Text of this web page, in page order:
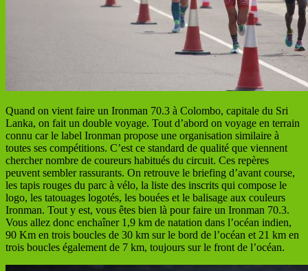
Quand on vient faire un Ironman 70.3 à Colombo, capitale du Sri
Lanka, on fait un double voyage. Tout d’abord on voyage en terrain
connu car le label Ironman propose une organisation similaire à
toutes ses compétitions. C’est ce standard de qualité que viennent
chercher nombre de coureurs habitués du circuit. Ces repères
peuvent sembler rassurants. On retrouve le briefing d’avant course,
les tapis rouges du parc à vélo, la liste des inscrits qui compose le
logo, les tatouages logotés, les bouées et le balisage aux couleurs
Ironman. Tout y est, vous êtes bien là pour faire un Ironman 70.3.
Vous allez donc enchaîner 1,9 km de natation dans l’océan indien,
90 Km en trois boucles de 30 km sur le bord de l’océan et 21 km en
trois boucles également de 7 km, toujours sur le front de l’océan.